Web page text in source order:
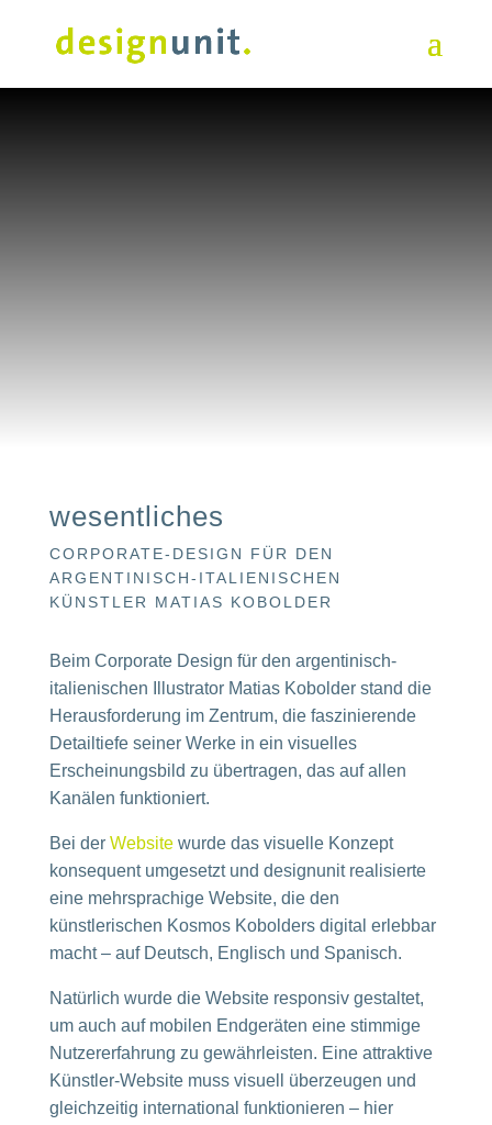
wesentliches
CORPORATE-DESIGN FÜR DEN
ARGENTINISCH-ITALIENISCHEN
KÜNSTLER MATIAS KOBOLDER
Beim Corporate Design für den argentinisch-
italienischen Illustrator Matias Kobolder stand die
Herausforderung im Zentrum, die faszinierende
Detailtiefe seiner Werke in ein visuelles
Erscheinungsbild zu übertragen, das auf allen
Kanälen funktioniert.
Bei der Websitewurde das visuelle Konzept
konsequent umgesetzt und designunit realisierte
eine mehrsprachige Website, die den
künstlerischen Kosmos Kobolders digital erlebbar
macht – auf Deutsch, Englisch und Spanisch.
Natürlich wurde die Website responsiv gestaltet,
um auch auf mobilen Endgeräten eine stimmige
Nutzererfahrung zu gewährleisten. Eine attraktive
Künstler-Website muss visuell überzeugen und
gleichzeitig international funktionieren – hier